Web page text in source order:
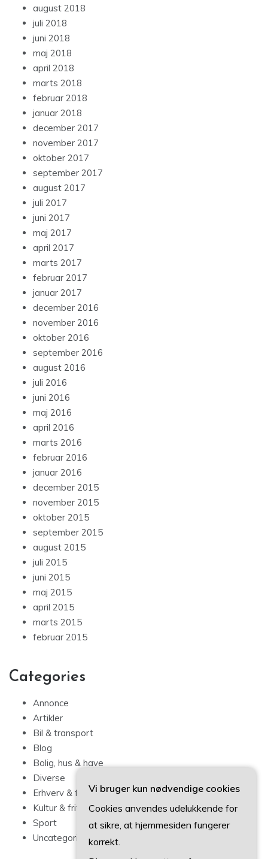
august 2018
juli 2018
juni 2018
maj 2018
april 2018
marts 2018
februar 2018
januar 2018
december 2017
november 2017
oktober 2017
september 2017
august 2017
juli 2017
juni 2017
maj 2017
april 2017
marts 2017
februar 2017
januar 2017
december 2016
november 2016
oktober 2016
september 2016
august 2016
juli 2016
juni 2016
maj 2016
april 2016
marts 2016
februar 2016
januar 2016
december 2015
november 2015
oktober 2015
september 2015
august 2015
juli 2015
juni 2015
maj 2015
april 2015
marts 2015
februar 2015
Categories
Annonce
Artikler
Bil & transport
Blog
Bolig, hus & have
Diverse
Erhverv & forbrug
Kultur & fritid
Sport
Uncategorized
Vi bruger kun nødvendige cookies
Cookies anvendes udelukkende for
at sikre, at hjemmesiden fungerer
korrekt.